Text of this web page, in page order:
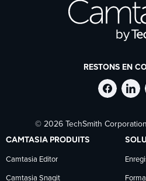
RESTONS EN
sur
© 2026 TechSmith
CAMTASIA PRODUITS
Camtasia Editor
Camtasia Snagit